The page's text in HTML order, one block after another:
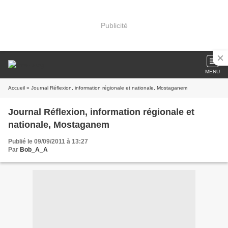
Publicité
MENU
Accueil » Journal Réflexion, information régionale et nationale, Mostaganem
Journal Réflexion, information régionale et
nationale, Mostaganem
Publié le 09/09/2011 à 13:27
Par Bob_A_A